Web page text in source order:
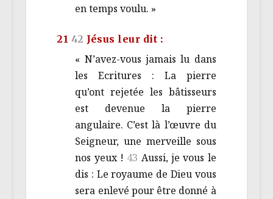
en temps voulu. »
21 42 Jésus leur dit :
« N’avez-vous jamais lu dans
les Ecritures : La pierre
qu’ont rejetée les bâtisseurs
est devenue la pierre
angulaire. C’est là l’œuvre du
Seigneur, une merveille sous
nos yeux ! 43 Aussi, je vous le
dis : Le royaume de Dieu vous
sera enlevé pour être donné à